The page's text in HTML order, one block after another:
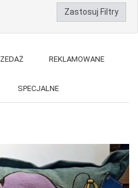
Zastosuj Filtry
REKLAMOWANE
SPECJALNE